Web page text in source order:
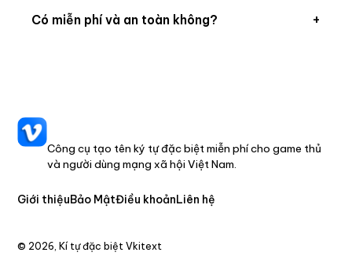
ngã, nặng) và các nguyên âm â, ê, ô, ơ, ư, ă cùng chữ
Có miễn phí và an toàn không? +
Công cụ tạo tên ký tự đặc biệt miễn phí cho game thủ
và người dùng mạng xã hội Việt Nam.
Giới thiệuBảo MậtĐiều khoảnLiên hệ
© 2026, Kí tự đặc biệt Vkitext